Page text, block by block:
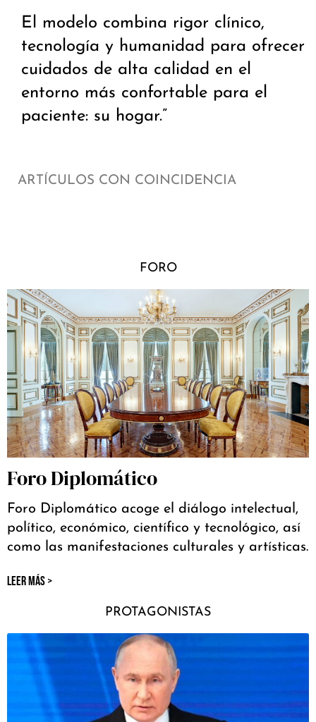
El modelo combina rigor clínico,
tecnología y humanidad para ofrecer
cuidados de alta calidad en el
entorno más confortable para el
paciente: su hogar.”
ARTÍCULOS CON COINCIDENCIA
FORO
Foro Diplomático
Foro Diplomático acoge el diálogo intelectual,
político, económico, científico y tecnológico, así
como las manifestaciones culturales y artísticas.
LEER MÁS >
PROTAGONISTAS